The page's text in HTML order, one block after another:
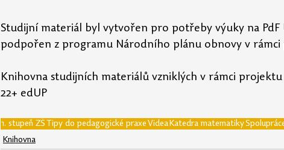
Studijní materiál byl vytvořen pro potřeby výuky na PdF
podpořen z programu Národního plánu obnovy v rámci
Knihovna studijních materiálů vzniklých v rámci
22+ edUP
1. stupeň ZŠ Tipy do pedagogické praxe VideaKatedra matematiky
Knihovna